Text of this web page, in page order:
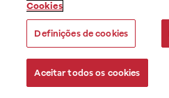
Cookies
Definições de cookies
Aceitar todos os cookies